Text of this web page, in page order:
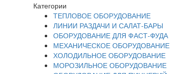
Категории
ТЕПЛОВОЕ ОБОРУДОВАНИЕ
ЛИНИИ РАЗДАЧИ И САЛАТ-БАРЫ
ОБОРУДОВАНИЕ ДЛЯ ФАСТ-ФУДА
МЕХАНИЧЕСКОЕ ОБОРУДОВАНИЕ
ХОЛОДИЛЬНОЕ ОБОРУДОВАНИЕ
МОРОЗИЛЬНОЕ ОБОРУДОВАНИЕ